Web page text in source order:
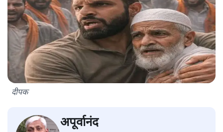
दीपक
अपूर्वानंद